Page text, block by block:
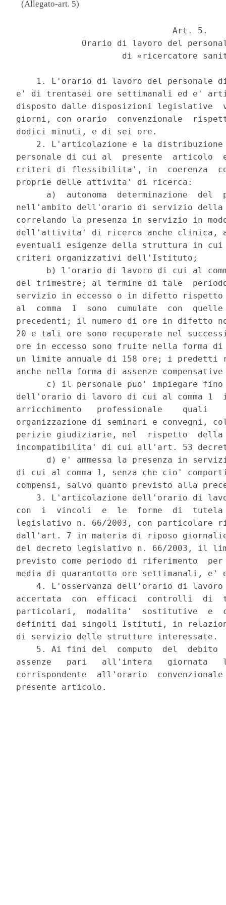
(Allegato-art. 5)
                               Art. 5.
Orario di lavoro del
di «ricercatore
1. L'orario di lavoro del personale
e' di trentasei ore settimanali ed e'
disposto dalle disposizioni legislative
giorni, con orario  convenzionale
dodici minuti, e di sei ore.
2. L'articolazione e la
personale di cui al  presente  articolo
criteri di flessibilita', in  coerenza
proprie delle attivita' di ricerca:
a)  autonoma  determinazione  del
nell'ambito dell'orario di servizio della
correlando la presenza in servizio in
dell'attivita' di ricerca anche
eventuali esigenze della struttura in cui
criteri organizzativi dell'Istituto;
b) l'orario di lavoro di cui al
del trimestre; al termine di tale
servizio in eccesso o in difetto
al  comma  1  sono  cumulate  con
precedenti; il numero di ore in difetto
20 e tali ore sono recuperate nel
ore in eccesso sono fruite nella forma
un limite annuale di 158 ore; i predetti
anche nella forma di assenze
c) il personale puo' impiegare
dell'orario di lavoro di cui al comma
arricchimento   professionale    quali
organizzazione di seminari e convegni,
perizie giudiziarie, nel  rispetto  della
incompatibilita' di cui all'art. 53
d) e' ammessa la presenza in
di cui al comma 1, senza che cio'
compensi, salvo quanto previsto alla
3. L'articolazione dell'orario di
con  i  vincoli  e  le  forme  di  tutela
legislativo n. 66/2003, con particolare
dall'art. 7 in materia di riposo
del decreto legislativo n. 66/2003, il
previsto come periodo di riferimento
media di quarantotto ore settimanali, e'
4. L'osservanza dell'orario di
accertata  con  efficaci  controlli  di
particolari,  modalita'  sostitutive  e
definiti dai singoli Istituti, in
di servizio delle strutture interessate.
5. Ai fini del  computo  del  debito
assenze   pari   all'intera   giornata
corrispondente  all'orario
presente articolo.